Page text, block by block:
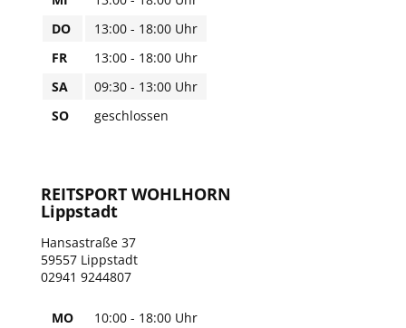
DO
13:00 - 18:00 Uhr
FR
13:00 - 18:00 Uhr
SA
09:30 - 13:00 Uhr
SO
geschlossen
REITSPORT WOHLHORN
Lippstadt
Hansastraße 37
59557 Lippstadt
02941 9244807
MO
10:00 - 18:00 Uhr